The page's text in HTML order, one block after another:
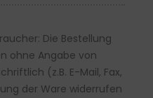
Die Bestellung
ohne Angabe von
(z.B. E-Mail, Fax,
der Ware widerrufen